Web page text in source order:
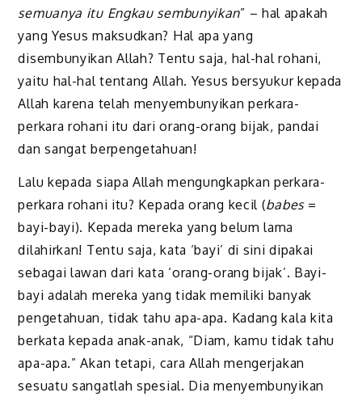
semuanya itu Engkau sembunyikan” – hal apakah
yang Yesus maksudkan? Hal apa yang
disembunyikan Allah? Tentu saja, hal-hal rohani,
yaitu hal-hal tentang Allah. Yesus bersyukur kepada
Allah karena telah menyembunyikan perkara-
perkara rohani itu dari orang-orang bijak, pandai
dan sangat berpengetahuan!
Lalu kepada siapa Allah mengungkapkan perkara-
perkara rohani itu? Kepada orang kecil (babes=
bayi-bayi). Kepada mereka yang belum lama
dilahirkan! Tentu saja, kata ‘bayi’ di sini dipakai
sebagai lawan dari kata ‘orang-orang bijak’. Bayi-
bayi adalah mereka yang tidak memiliki banyak
pengetahuan, tidak tahu apa-apa. Kadang kala kita
berkata kepada anak-anak, “Diam, kamu tidak tahu
apa-apa.” Akan tetapi, cara Allah mengerjakan
sesuatu sangatlah spesial. Dia menyembunyikan